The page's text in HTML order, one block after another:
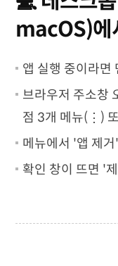
macOS)에
앱 실행 중이라면
브라우저 주소창
점 3개 메뉴(⋮)
메뉴에서 '앱 제
확인 창이 뜨면 '